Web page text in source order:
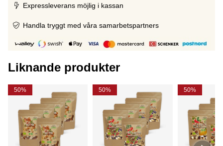
Expressleverans möjlig i kassan
Handla tryggt med våra samarbetspartners
Liknande produkter
50% 50% 50%